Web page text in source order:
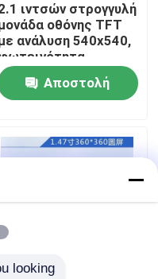
ιντσών στρογγυλή
οθόνης TFT
ανάλυση 540x540,
m² και
MIPI
Αποστολή
looking